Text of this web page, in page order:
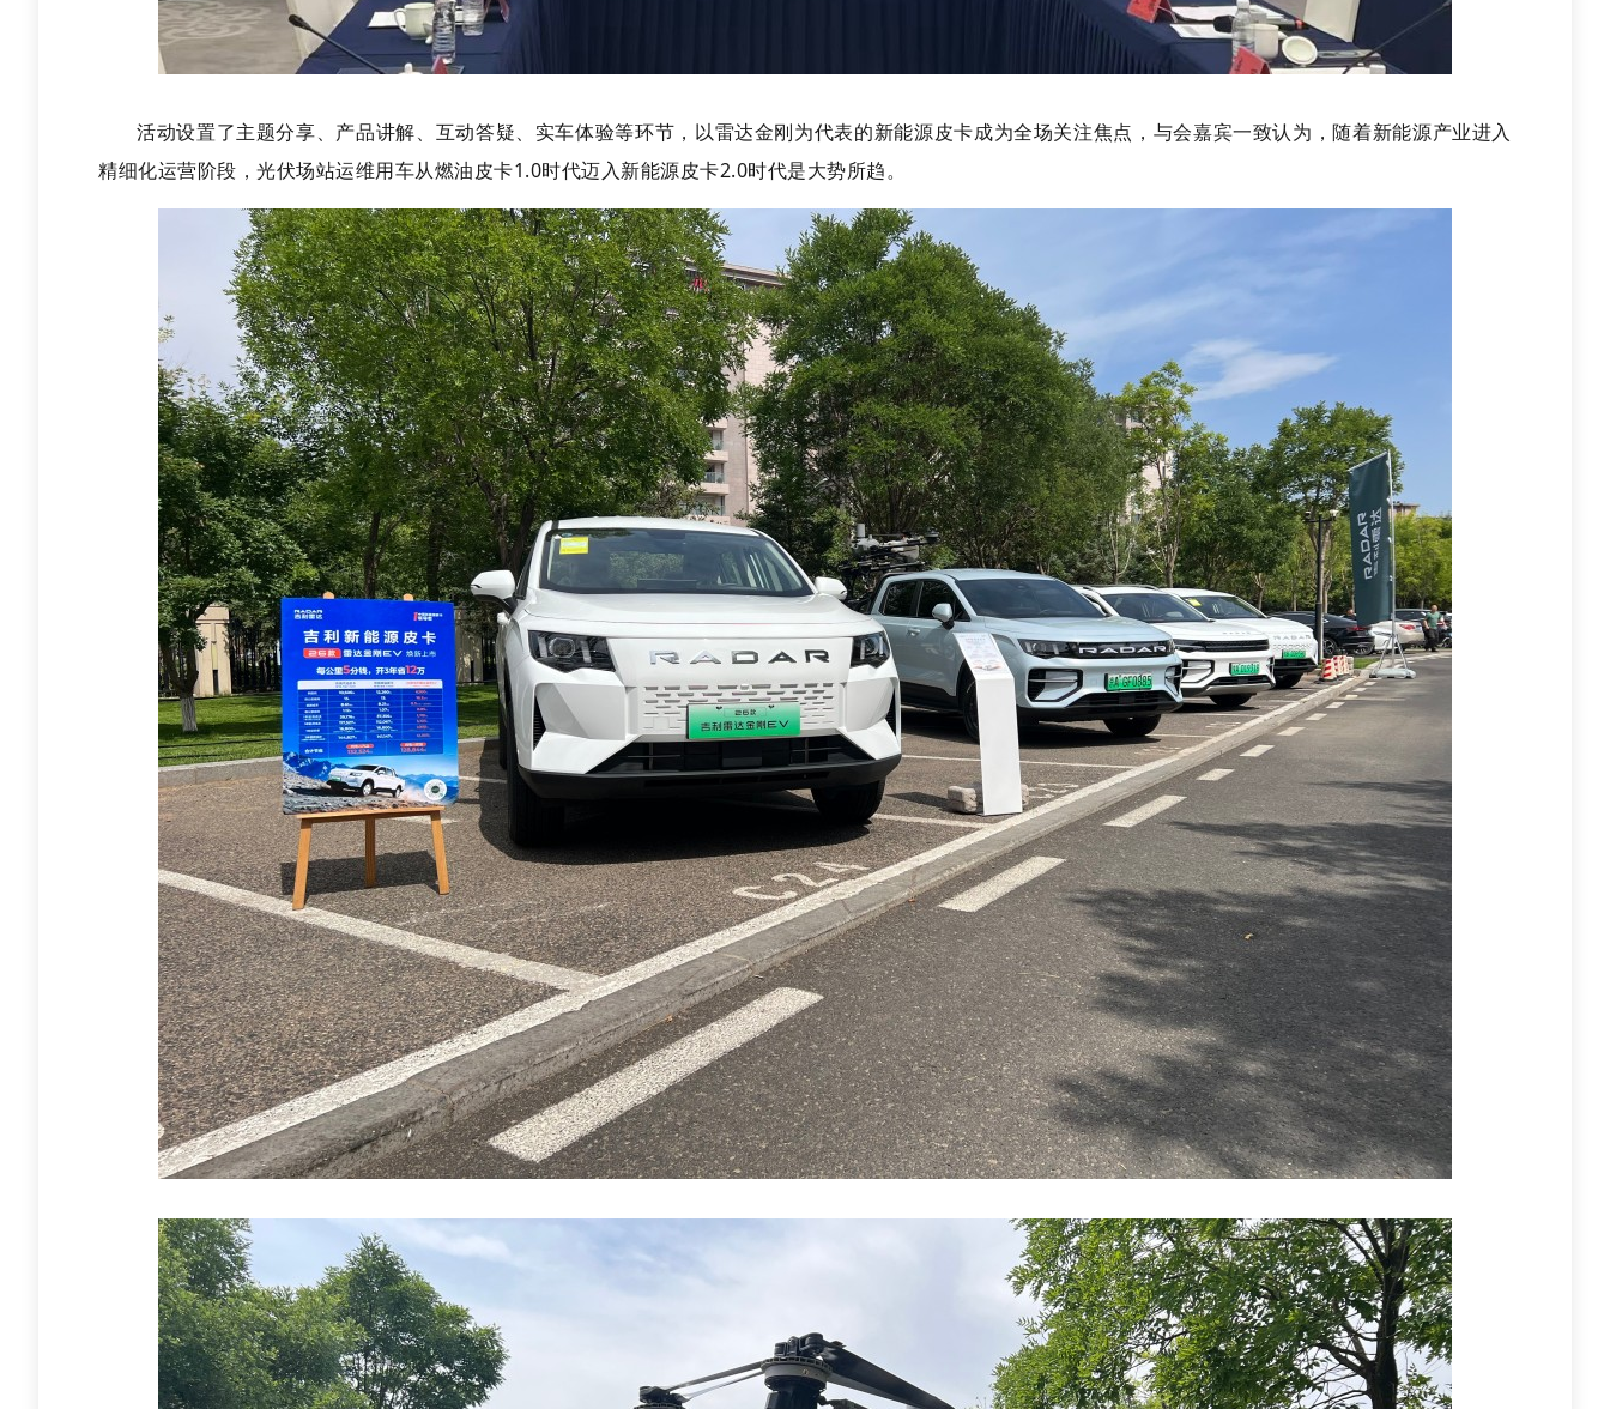
活动设置了主题分享、产品讲解、互动答疑、实车体验等环节，以雷达金刚为代表的新能源皮卡成为全场关注焦点，与会嘉宾一致认为，随着新能源产业进入
精细化运营阶段，光伏场站运维用车从燃油皮卡1.0时代迈入新能源皮卡2.0时代是大势所趋。